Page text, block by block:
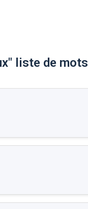
liste de mots